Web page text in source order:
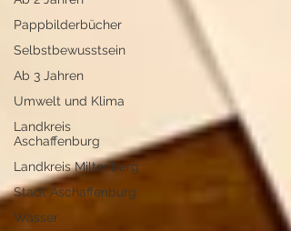
Pappbilderbücher
Selbstbewusstsein
Ab 3 Jahren
Umwelt und Klima
Landkreis
Aschaffenburg
Landkreis Miltenberg
Stadt Aschaffenburg
Wasser